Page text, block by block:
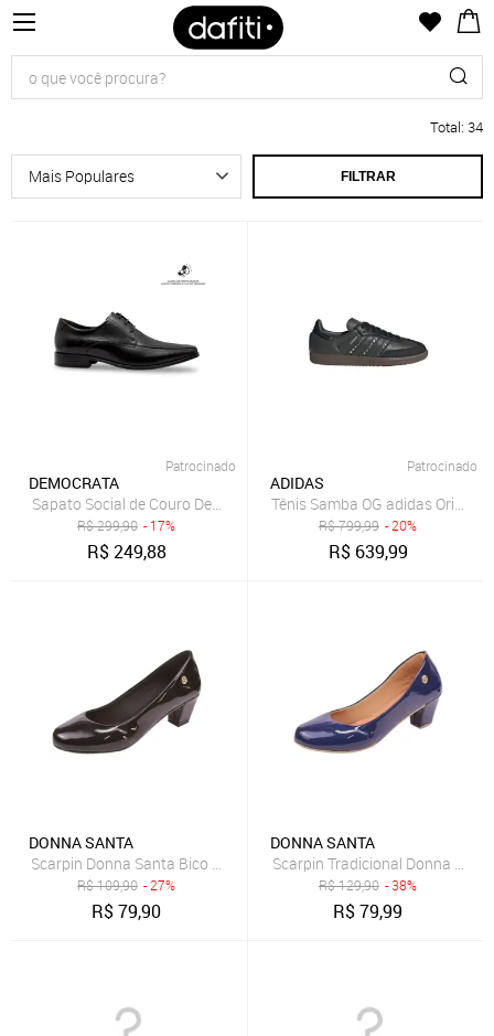
Total: 34
FILTRAR
Patrocinado
DEMOCRATA
Sapato Social de Couro Democrata Masculino Unique 640101 Preto
R$299,90 - 17%
R$249,88
Patrocinado
ADIDAS
Tênis Samba OG adidas
R$799,99 - 20%
R$ 639,99
DONNA SANTA
Scarpin Donna Santa Bico Redondo Tradicional Preto
R$109,90 - 27%
R$79,90
DONNA SANTA
Scarpin Tradicional Donna
R$129,90 - 38%
R$79,99